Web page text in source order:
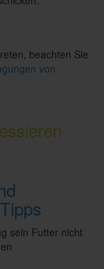
beachten Sie
von
sein Futter nicht